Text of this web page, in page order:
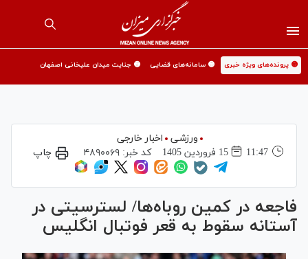
🟡 پرونده‌های ویژه خبری 🟡 سامانه‌های قضایی 🟡 جنایت میدان علیخانی اصفهان
ورزشی
اخبار خارجی
11:47
15 فروردين 1405 کد خبر: ۴۸۹۰۰۶۹ چاپ
فاجعه در کمین روبا‌ه‌ها/ لسترسیتی در
آستانه سقوط به قعر فوتبال انگلیس